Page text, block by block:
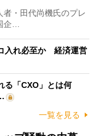
・田代尚機氏のプレ
企…
入れ必至か 経済運営
る「CXO」とは何
一覧を見る